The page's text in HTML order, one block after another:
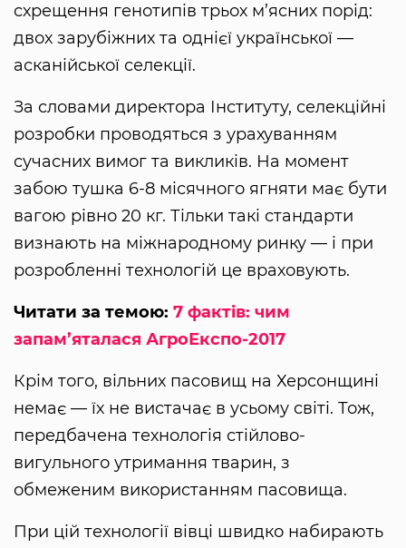
схрещення генотипів трьох м’ясних порід:
двох зарубіжних та однієї української —
асканійської селекції.
За словами директора Інституту, селекційні
розробки проводяться з урахуванням
сучасних вимог та викликів. На момент
забою тушка 6-8 місячного ягняти має бути
вагою рівно 20 кг. Тільки такі стандарти
визнають на міжнародному ринку — і при
розробленні технологій це враховують.
Читати за темою: 7 фактів: чим
запам’яталася АгроЕкспо-2017
Крім того, вільних пасовищ на Херсонщині
немає — їх не вистачає в усьому світі. Тож,
передбачена технологія стійлово-
вигульного утримання тварин, з
обмеженим використанням пасовища.
При цій технології вівці швидко набирають